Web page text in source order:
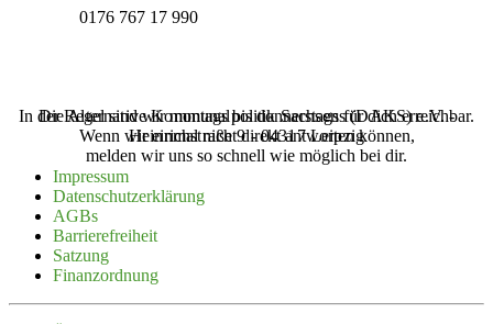
0176 767 17 990
Die Alternative Kommunalpolitik Sachsens (‌DAKS‌) e.V. -
Heinrichstraße 9 - 04317 Leipzig
In der Regel sind wir montags bis donnerstags für dich erreichbar.
Wenn wir einmal nicht direkt antworten können,
melden wir uns so schnell wie möglich bei dir.
Impressum
Daten­schutz­er­klärung
AGBs
Barrie­re­freiheit
Satzung
Finanz­ordnung